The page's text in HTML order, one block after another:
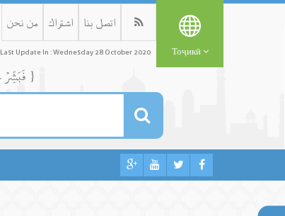
من نحن اشتراك اتصل بنا
Last Update In : Wednesday 28 October 2020 Тоҷикӣ
{ فَبَشِّرۡ عِبَادِ ٱلَّذِينَ يَسۡتَمِعُونَ ٱلۡقَوۡلَ فَيَتَّبِعُونَ أَحۡسَنَهُۥٓۚ أُوْلَٰٓئِكَ ٱلَّذِينَ هَدَىٰهُمُ ٱللَّهُۖ وَأُوْلَٰٓئِكَ هُمۡ أُوْلُواْ ٱلۡأَلۡبَٰبِ }